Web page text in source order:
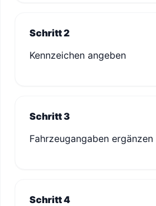
Schritt 2
Kennzeichen angeben
Schritt 3
Fahrzeugangaben ergänzen
Schritt 4